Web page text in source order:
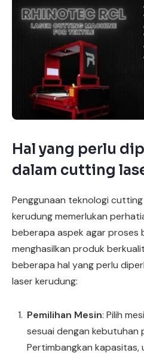
Hal yang perlu
dalam cutting
Penggunaan teknologi
kerudung memerlukan
beberapa aspek agar proses
menghasilkan produk
beberapa hal yang perlu
laser kerudung:
Pemilihan Mesin: Pilih
sesuai dengan kebutuhan
Pertimbangkan kapasitas,